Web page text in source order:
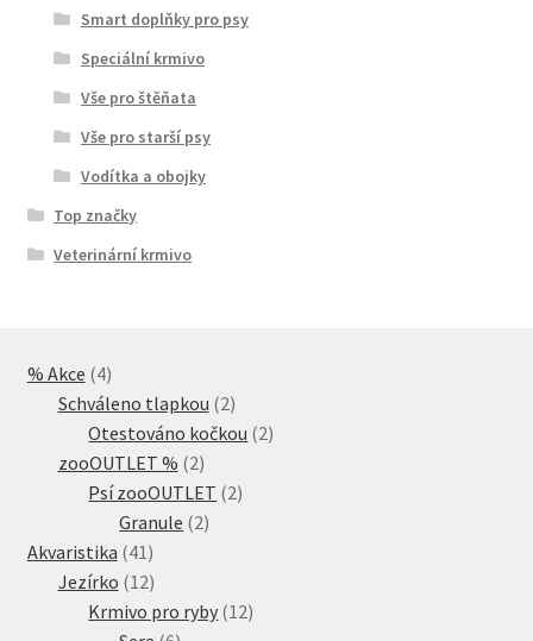
Smart doplňky pro psy
Speciální krmivo
Vše pro štěňata
Vše pro starší psy
Vodítka a obojky
Top značky
Veterinární krmivo
% Akce 44
produkty
Schváleno tlapkou 22
produkty
Otestováno kočkou 22
zooOUTLET % 22
produkty
Psí zooOUTLET 22
Granule 22
Akvaristika 41 41
produktů
Jezírko 1212
produktů
Krmivo pro ryby 1212